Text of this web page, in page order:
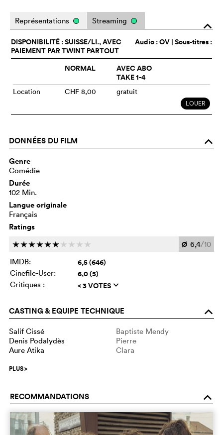
o
Représentations Streaming
Audio :OV | Sous-titres :
DISPONIBILITÉ : SUISSE/LI., AVEC
PAIEMENT PAR TWINT PARTOUT
NORMAL
AVEC ABO
TAKE 1-4
Location CHF 8,00 gratuit
LOUER
DONNÉES DU FILM o
Genre
Comédie
Durée
102 Min.
Langue originale
Français
Ratings
cccccc c c c c Ø 6,4/10
IMDB:
6,5 (646)
Cinefile-User: 6,0 (5)
Critiques : < 3 VOTES q
CASTING & EQUIPE TECHNIQUE o
Salif Cissé
Baptiste Mendy
Denis Podalydès
Pierre
Aure Atika
Clara
PLUS>
RECOMMANDATIONS o